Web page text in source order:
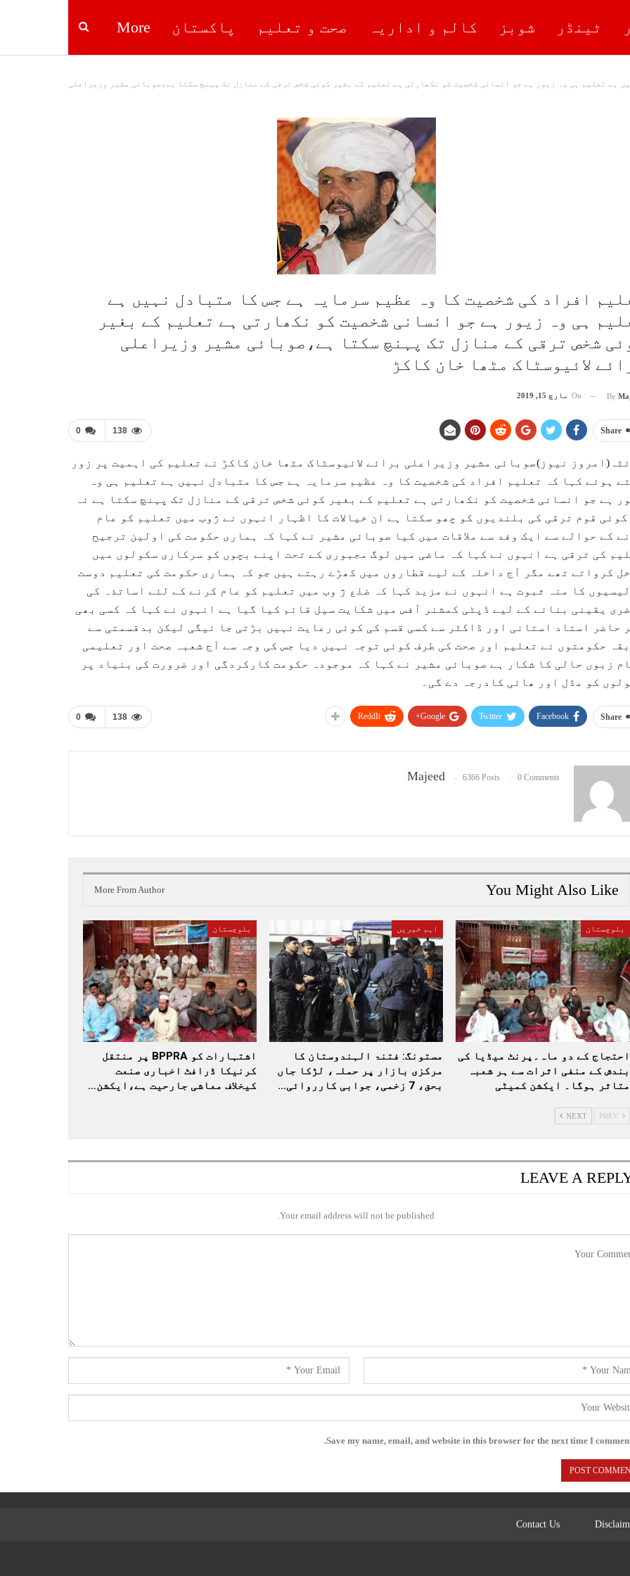
ٹینڈر شوبز کالم و اداریہ صحت و تعلیم پاکستان More
ہے تعلیم ہی وہ زیور ہے جو انسانی شخصیت کو نکھارتی ہے تعلیم کے بغیر کوئی شخص ترقی کے منازل تک پہنچ سکتا ہے،صوبائی مشیر وزیراعلی
افراد کی شخصیت کا وہ عظیم سرمایہ ہے جس کا متبادل نہیں ہے
ہی وہ زیور ہے جو انسانی شخصیت کو نکھارتی ہے تعلیم کے بغیر
شخص ترقی کے منازل تک پہنچ سکتا ہے،صوبائی مشیر وزیراعلی
لائیوسٹاک مٹھا خان کاکڑ
By
On مارچ 15, 2019
0 138 Share
نیوز)صوبائی مشیر وزیراعلی برائے لائیوسٹاک مٹھا خان کاکڑ نے تعلیم کی اہمیت پر زور
ہوئے کہا کہ تعلیم افراد کی شخصیت کا وہ عظیم سرمایہ ہے جس کا متبادل نہیں ہے تعلیم ہی وہ
ہے جو انسانی شخصیت کو نکھارتی ہے تعلیم کے بغیر کوئی شخص ترقی کے منازل تک پہنچ سکتا ہے نہ
کوئی قوم ترقی کی بلندیوں کو چھو سکتا ہے ان خیالات کا اظہار انہوں نے ژوب میں تعلیم کو عام
کے حوالے سے ایک وفد سے ملاقات میں کیا صوبائی مشیر نے کہا کہ ہماری حکومت کی اولین ترجیح
کی ترقی ہے انہوں نے کہا کہ ماضی میں لوگ مجبوری کے تحت اپنے بچوں کو سرکاری سکولوں میں
کرواتے تھے مگر آج داخلہ کے لیے قطاروں میں کھڑے رہتے ہیں جو کہ ہماری حکومت کی تعلیم دوست
کا منہ ثبوت ہے انہوں نے مزید کہا کہ ضلع ژ وب میں تعلیم کو عام کرنے کے لئے اساتذہ کی
یقینی بنانے کے لیے ڈپٹی کمشنر آفس میں شکایت سیل قائم کیا گیا ہے انہوں نے کہا کہ کسی بھی
حاضر استاد استانی اور ڈاکٹر سے کسی قسم کی کوئی رعایت نہیں بڑتی جا ئیگی لیکن بدقسمتی سے
حکومتوں نے تعلیم اور صحت کی طرف کوئی توجہ نہیں دیا جس کی وجہ سے آج شعبہ صحت اور تعلیمی
زبوں حالی کا شکار ہے صوبائی مشیر نے کہا کہ موجودہ حکومت کارکردگی اور ضرورت کی بنیاد پر
کو مڈل اور ھائی کادرجہ دے گی۔
0 138 Share
Facebook
Twitter
Google+
ReddIt
Majeed 6366 Posts 0 Comments
You Might Also Like
More From Author
بلوچستان
احتجاج کے دو ماہ۔پرنٹ میڈیا کی
بندش کے منفی اثرات سے ہر شعبہ
متاثر ہوگا۔ ایکشن کمیٹی
اہم خبریں
مستونگ: فتنۃ الہندوستان کا
مرکزی بازار پر حملہ، لڑکا جاں
بحق، 7 زخمی، جوابی کارروائی…
بلوچستان
اشتہارات کو BPPRA پر منتقل
کرنیکا ڈرافٹ اخباری صنعت
کیخلاف معاشی جارحیت ہے،ایکشن…
NEXT
LEAVE A
Your email address will not be published.
Save my name, email, and website in this browser for the next time I
Contact Us